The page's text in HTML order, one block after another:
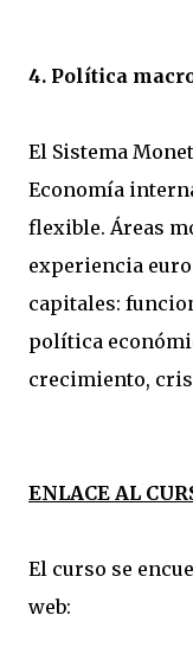
4. Política
El Sistema
Economía
flexible. Áreas
experiencia
capitales:
política
crecimiento,
ENLACE AL
El curso se
web: